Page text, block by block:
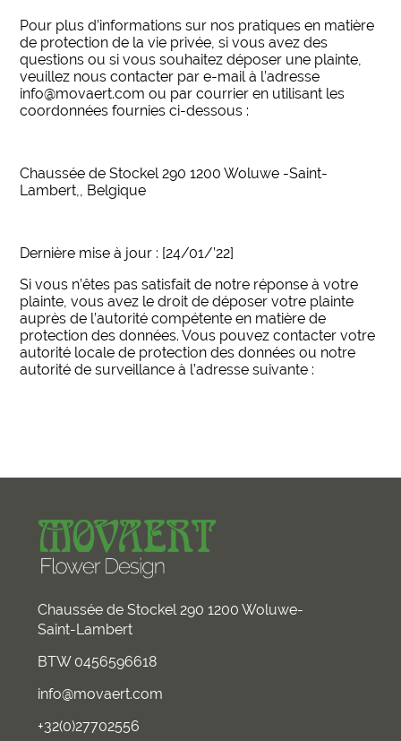
Pour plus d’informations sur nos pratiques en matière
de protection de la vie privée, si vous avez des
questions ou si vous souhaitez déposer une plainte,
veuillez nous contacter par e-mail à l’adresse
info@movaert.com ou par courrier en utilisant les
coordonnées fournies ci-dessous :
Chaussée de Stockel 290 1200 Woluwe -Saint-
Lambert,, Belgique
Dernière mise à jour : [24/01/’22]
Si vous n’êtes pas satisfait de notre réponse à votre
plainte, vous avez le droit de déposer votre plainte
auprès de l’autorité compétente en matière de
protection des données. Vous pouvez contacter votre
autorité locale de protection des données ou notre
autorité de surveillance à l’adresse suivante :
Chaussée de Stockel 290 1200 Woluwe-
Saint-Lambert
BTW 0456596618
info@movaert.com
+32(0)27702556